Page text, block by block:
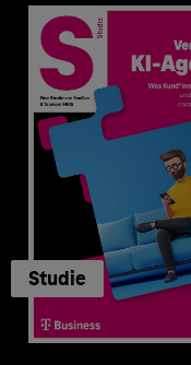
Studie